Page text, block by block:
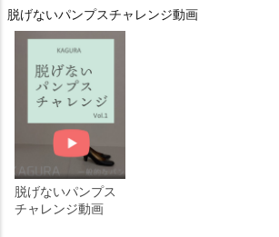
脱げないパンプスチャレンジ動画
脱げないパンプス
チャレンジ動画